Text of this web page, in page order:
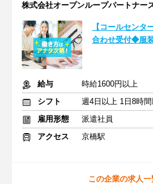
株式会社オープンループパートナー
【コールセンタ
合わせ受付◆服
給与
時給1600円以上
シフト
週4日以上 1日8時
雇用形態
派遣社員
アクセス
京橋駅
この企業の求人一